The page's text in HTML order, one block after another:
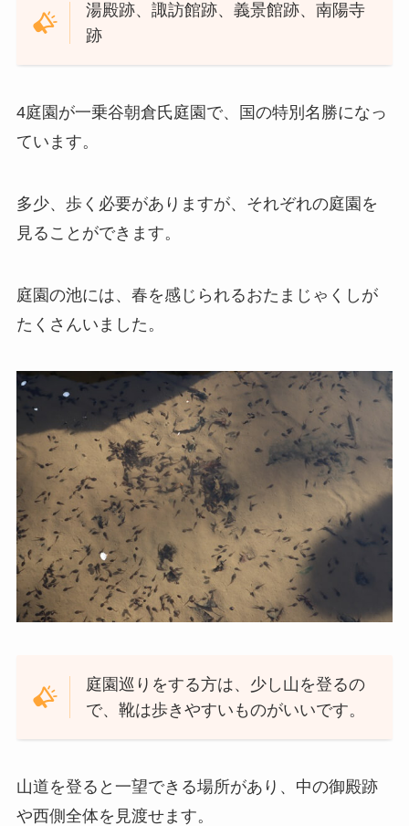
湯殿跡、諏訪館跡、義景館跡、南陽寺
跡
4庭園が一乗谷朝倉氏庭園で、国の特別名勝になっ
ています。
多少、歩く必要がありますが、それぞれの庭園を
見ることができます。
庭園の池には、春を感じられるおたまじゃくしが
たくさんいました。
庭園巡りをする方は、少し山を登るの
で、靴は歩きやすいものがいいです。
山道を登ると一望できる場所があり、中の御殿跡
や西側全体を見渡せます。